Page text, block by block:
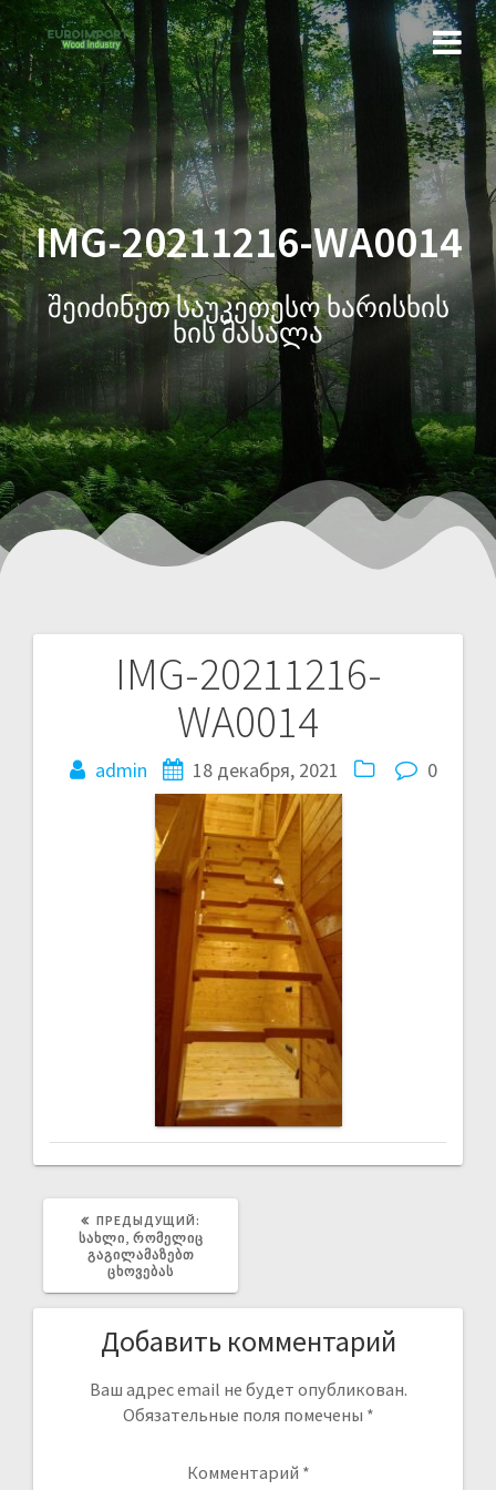
IMG-20211216-WA0014
შეიძინეთ საუკეთესო ხარისხის
ხის მასალა
IMG-20211216-
WA0014
admin 18 декабря, 2021 0
ПРЕДЫДУЩИЙ:
ᲡᲐᲮᲚᲘ, ᲠᲝᲛᲔᲚᲘᲪ
ᲒᲐᲒᲘᲚᲐᲛᲐᲖᲔᲑᲗ
ᲪᲮᲝᲕᲔᲑᲐᲡ
Добавить комментарий
Ваш адрес email не будет опубликован.
Обязательные поля помечены *
Комментарий *